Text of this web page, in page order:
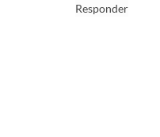
Responder